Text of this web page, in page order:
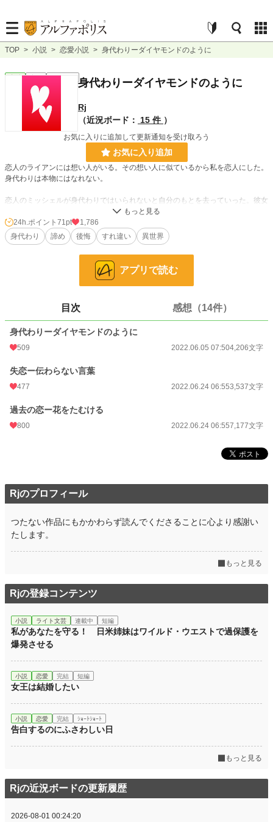
TOP > 小説 > 恋愛小説 > 身代わりーダイヤモンドのように
完結 ｼｮｰﾄｼｮｰﾄ 身代わりーダイヤモンドのように
Rj
（近況ボード：
15 件 ）
お気に入りに追加して更新通知を受け取ろう
お気に入り追加
恋人のライアンには想い人がいる。その想い人に似ているから私を恋人にした。
身代わりは本物にはなれない。
恋人のミッシェルが身代わりではいられないと自分のもとを去っていった。彼女
の心に好きという言葉がとどかない。
お互い好きあっていたが破れた恋の話。
一話完結でしたが二話を加え全三話になりました。（6／24変更）
13,022 位 / 228,705 件
5,773 位 / 66,347 件
24h.ポイント
文字数 14,920
更新日時
初回公開日時 2022.06.05 07:50
初回完結日時
年間ポイント 82,828 pt (7,004 位)
276,126 pt (16,129 位)
24h.ポイント 71pt
1,786
身代わり
諦め 後悔 すれ違い 異世界
アプリで読む
目次 感想（14件）
身代わりーダイヤモンドのように
509 2022.06.05 07:504,206文字
失恋ー伝わらない言葉
477 2022.06.24 06:553,537文字
過去の恋ー花をたむける
800 2022.06.24 06:557,177文字
Rjのプロフィール
つたない作品にもかかわらず読んでくださることに心より感謝い
たします。
もっと見る
Rjの登録コンテンツ
小説 ライト文芸 連載中 短編
私があなたを守る！ 日米姉妹はワイルド・ウエストで過保護を
爆発させる
小説 恋愛 完結 短編
女王は結婚したい
小説 恋愛 完結 ｼｮｰﾄｼｮｰﾄ
告白するのにふさわしい日
もっと見る
Rjの近況ボードの更新履歴
2026-08-01 00:24:20